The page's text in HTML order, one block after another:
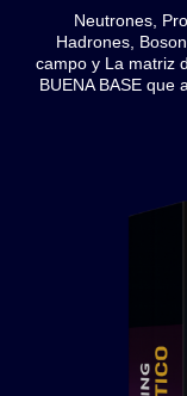
Neutrones,
Hadrones,
campo y La matriz
BUENA BASE que